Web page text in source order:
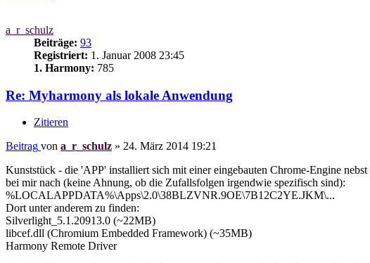
a_r_schulz
Beiträge: 93
Registriert: 1. Januar 2008 23:45
1. Harmony: 785
Re: Myharmony als lokale Anwendung
Zitieren
Beitrag von a_r_schulz » 24. März 2014 19:21
Kunststück - die 'APP' installiert sich mit einer eingebauten Chrome-Engine
bei mir nach (keine Ahnung, ob die Zufallsfolgen irgendwie spezifisch sind):
%LOCALAPPDATA%\Apps\2.0\38BLZVNR.9OE\7B12C2YE.JKM\...
Dort unter anderem zu finden:
Silverlight_5.1.20913.0 (~22MB)
libcef.dll (Chromium Embedded Framework) (~35MB)
Harmony Remote Driver